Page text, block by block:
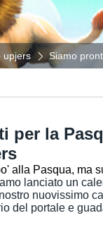
upjers Siamo
per la
alla Pasqua, ma
lanciato un
nuovissimo
del portale e